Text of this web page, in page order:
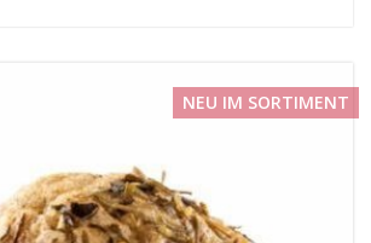
NEU IM SORTIMENT